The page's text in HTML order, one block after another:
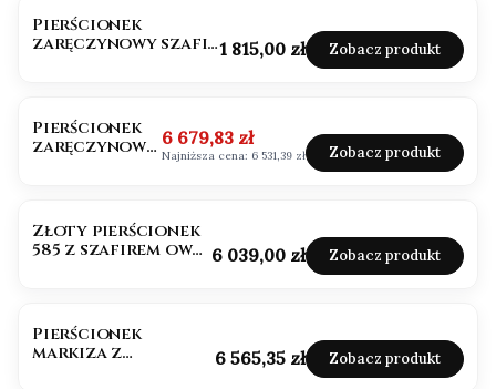
Pierścionek
zaręczynowy szafirCena
1 815,00 zł Zobacz produkt
Pierścionek
zaręczynowy Cena promocyjna
6 679,83 zł
Najniższa cena: 6 531,39 zł Zobacz produkt
Złoty pierścionek
585 z szafirem owal Cena
6 039,00 zł Zobacz produkt
Pierścionek
markiza z
Cena
6 565,35 zł Zobacz produkt